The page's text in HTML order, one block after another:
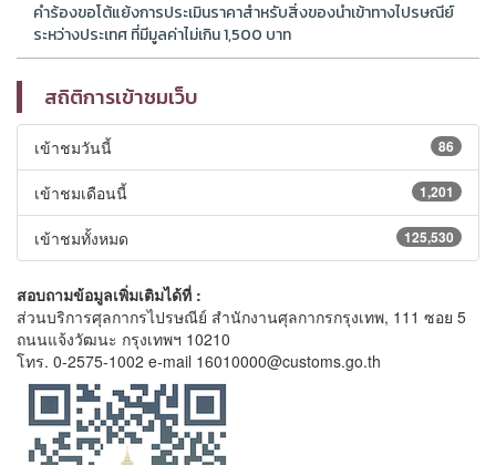
คำร้องขอโต้แย้งการประเมินราคาสำหรับสิ่งของนำเข้าทางไปรษณีย์
ระหว่างประเทศ ที่มีมูลค่าไม่เกิน 1,500 บาท
สถิติการเข้าชมเว็บ
86
เข้าชมวันนี้
1,201
เข้าชมเดือนนี้
125,530
เข้าชมทั้งหมด
สอบถามข้อมูลเพิ่มเติมได้ที่ :
ส่วนบริการศุลกากรไปรษณีย์ สำนักงานศุลกากรกรุงเทพ, 111 ซอย 5
ถนนแจ้งวัฒนะ กรุงเทพฯ 10210
โทร. 0-2575-1002 e-mail 16010000@customs.go.th